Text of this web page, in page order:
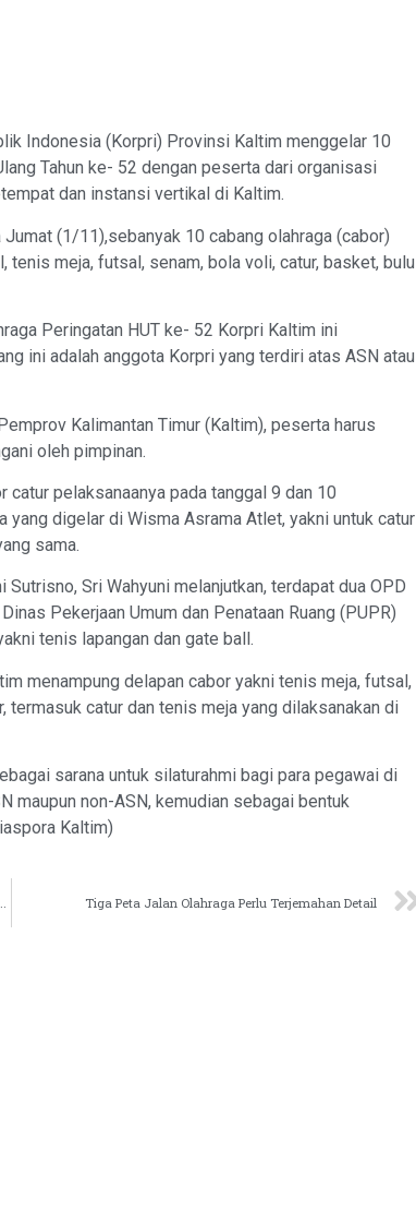
Indonesia (Korpri) Provinsi Kaltim menggelar 10
Tahun ke- 52 dengan peserta dari organisasi
dan instansi vertikal di Kaltim.
(1/11),sebanyak 10 cabang olahraga (cabor)
meja, futsal, senam, bola voli, catur, basket, bulu
Peringatan HUT ke- 52 Korpri Kaltim ini
ini adalah anggota Korpri yang terdiri atas ASN atau
Kalimantan Timur (Kaltim), peserta harus
oleh pimpinan.
pelaksanaanya pada tanggal 9 dan 10
digelar di Wisma Asrama Atlet, yakni untuk catur
sama.
Sri Wahyuni melanjutkan, terdapat dua OPD
Pekerjaan Umum dan Penataan Ruang (PUPR)
tenis lapangan dan gate ball.
menampung delapan cabor yakni tenis meja, futsal,
termasuk catur dan tenis meja yang dilaksanakan di
sarana untuk silaturahmi bagi para pegawai di
maupun non-ASN, kemudian sebagai bentuk
Kaltim)
Tiga Peta Jalan Olahraga Perlu Terjemahan Detail